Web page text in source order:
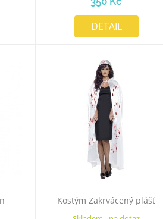
DETAIL
Kostým Zakrvácený plášť